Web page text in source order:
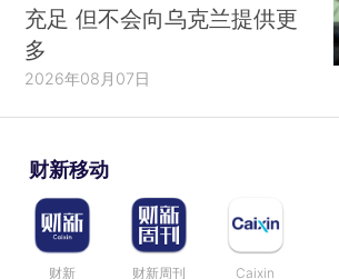
充足 但不会向乌克兰提供更
多
2026年08月07日
财新移动
财新 财新周刊 Caixin